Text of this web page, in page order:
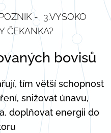
- 3.VYSOKO
ČEKANKA?
bovisů
tím větší schopnost
snižovat únavu,
doplňovat energii do